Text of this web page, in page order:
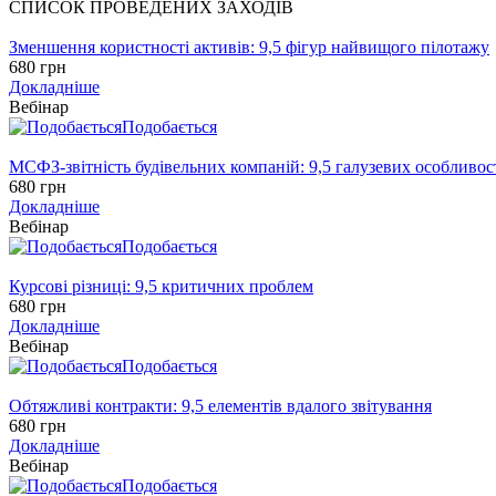
СПИСОК ПРОВЕДЕНИХ ЗАХОДІВ
Зменшення користності активів: 9,5 фігур найвищого пілотажу
680 грн
Докладніше
Вебінар
Подобається
МСФЗ-звітність будівельних компаній: 9,5 галузевих
680 грн
Докладніше
Вебінар
Подобається
Курсові різниці: 9,5 критичних проблем
680 грн
Докладніше
Вебінар
Подобається
Обтяжливі контракти: 9,5 елементів вдалого звітування
680 грн
Докладніше
Вебінар
Подобається